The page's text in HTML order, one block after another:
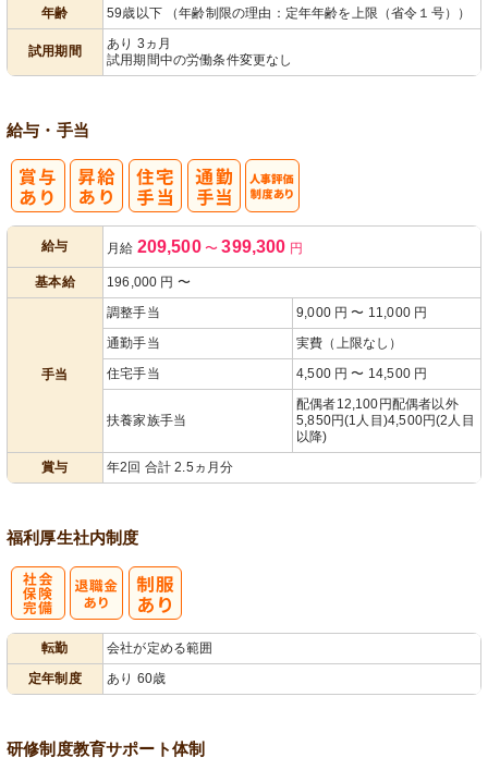
年齢
59歳以下 （年齢制限の理由：定年年齢を上限（省令１号））
試用期間
あり 3ヵ月
試用期間中の労働条件変更なし
給与・手当
給与 月給 209,500 〜 399,300 円
基本給 196,000 円 〜
手当
調整手当
9,000 円 〜 11,000 円
通勤手当
実費（上限なし）
住宅手当
4,500 円 〜 14,500 円
扶養家族手当
配偶者12,100円配偶者以外
5,850円(1人目)4,500円(2人目
以降)
賞与
年2回 合計 2.5ヵ月分
福利厚生社内制度
転勤
会社が定める範囲
定年制度
あり 60歳
研修制度教育サポート体制